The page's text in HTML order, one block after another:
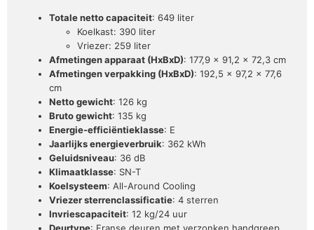
Totale netto capaciteit: 649 liter
Koelkast: 390 liter
Vriezer: 259 liter
Afmetingen apparaat (HxBxD): 177,9 x 91,2 x 72,3 cm
Afmetingen verpakking (HxBxD): 192,5 x 97,2 x 77,6
cm
Netto gewicht: 126 kg
Bruto gewicht: 135 kg
Energie-efficiëntieklasse: E
Jaarlijks energieverbruik: 362 kWh
Geluidsniveau: 36 dB
Klimaatklasse: SN-T
Koelsysteem: All-Around Cooling
Vriezer sterrenclassificatie: 4 sterren
Invriescapaciteit: 12 kg/24 uur
Deurtype: Franse deuren met verzonken handgreep